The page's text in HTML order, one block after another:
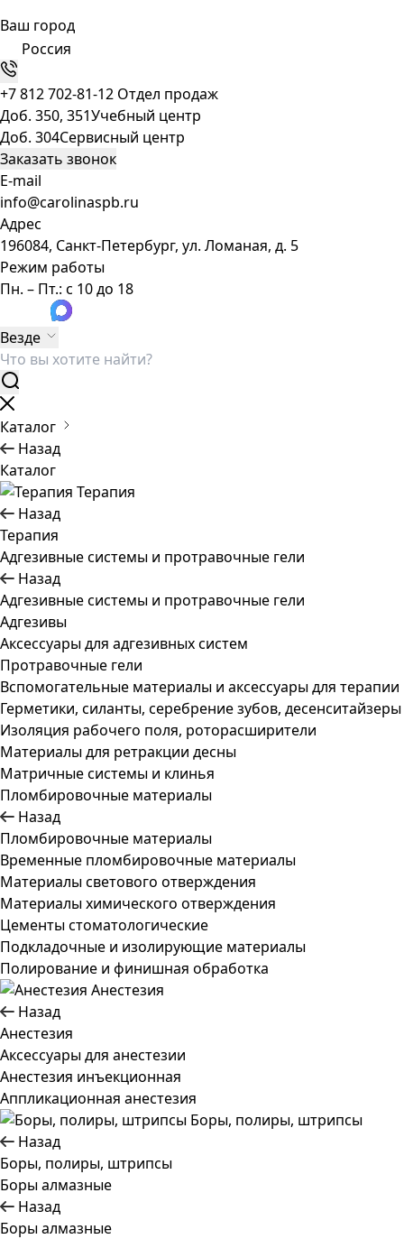
Ваш город
Россия
+7 812 702-81-12 Отдел продаж
Доб. 350, 351Учебный центр
Доб. 304Сервисный центр
Заказать звонок
E-mail
info@carolinaspb.ru
Адрес
196084, Санкт-Петербург, ул. Ломаная, д. 5
Режим работы
Пн. – Пт.: с 10 до 18
Везде
Каталог
Назад
Каталог
Терапия
Назад
Терапия
Адгезивные системы и протравочные гели
Назад
Адгезивные системы и протравочные гели
Адгезивы
Аксессуары для адгезивных систем
Протравочные гели
Вспомогательные материалы и аксессуары для терапии
Герметики, силанты, серебрение зубов, десенситайзеры
Изоляция рабочего поля, роторасширители
Материалы для ретракции десны
Матричные системы и клинья
Пломбировочные материалы
Назад
Пломбировочные материалы
Временные пломбировочные материалы
Материалы светового отверждения
Материалы химического отверждения
Цементы стоматологические
Подкладочные и изолирующие материалы
Полирование и финишная обработка
Анестезия
Назад
Анестезия
Аксессуары для анестезии
Анестезия инъекционная
Аппликационная анестезия
Боры, полиры, штрипсы
Назад
Боры, полиры, штрипсы
Боры алмазные
Назад
Боры алмазные